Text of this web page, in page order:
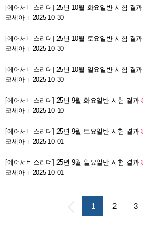
[에어서비스리더] 25년 10월 화요일반 시험 결과
코세아
2025-10-30
[에어서비스리더] 25년 10월 토요일반 시험 결과
코세아
2025-10-30
[에어서비스리더] 25년 10월 일요일반 시험 결과
코세아
2025-10-30
[에어서비스리더] 25년 9월 화요일반 시험 결과
코세아
2025-10-10
[에어서비스리더] 25년 9월 토요일반 시험 결과
코세아
2025-10-01
[에어서비스리더] 25년 9월 일요일반 시험 결과
코세아
2025-10-01
1 2 3